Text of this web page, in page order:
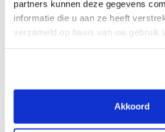
partners kunnen deze gegevens
informatie die u aan ze heeft
verzameld op basis van uw gebruik
Akkoord
Optie: RVS